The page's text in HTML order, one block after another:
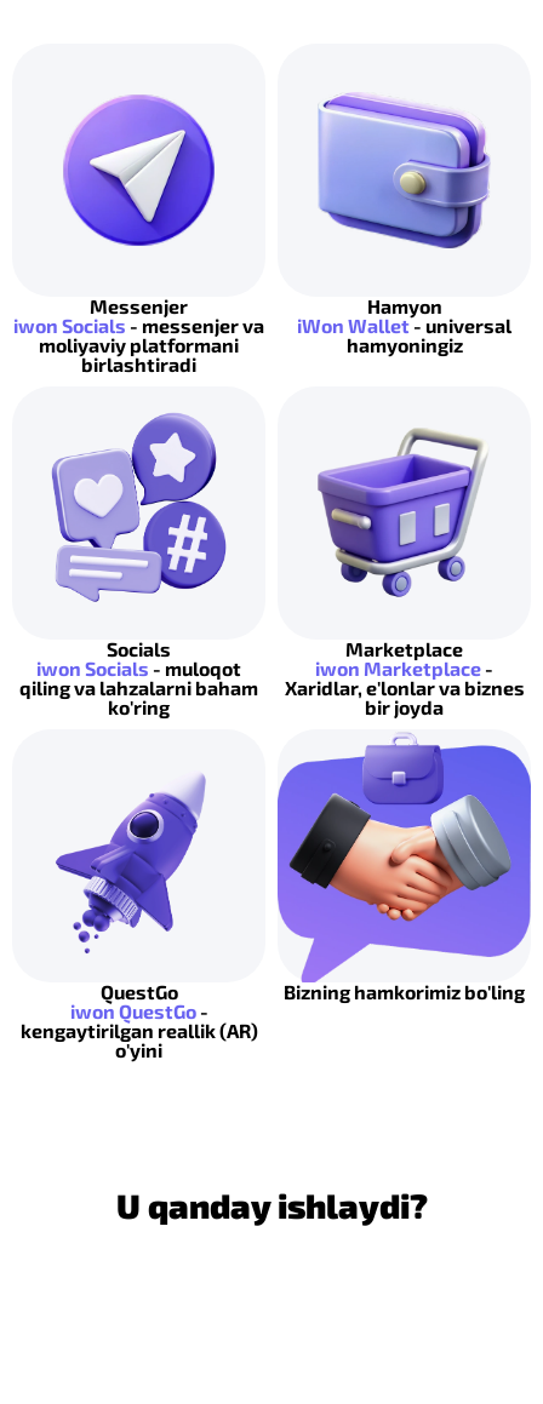
Messenjer
iwon Socials - messenjer va
moliyaviy platformani
birlashtiradi
Hamyon
iWon Wallet- universal
hamyoningiz
Socials
iwon Socials - muloqot
qiling va lahzalarni baham
ko'ring
Marketplace
iwon Marketplace -
Xaridlar, e'lonlar va biznes
bir joyda
QuestGo
iwon QuestGo -
kengaytirilgan reallik (AR)
o'yini
Bizning hamkorimiz bo'ling
U qanday ishlaydi?